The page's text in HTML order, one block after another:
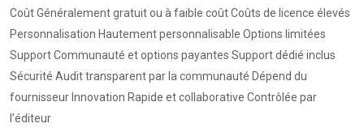
Coût Généralement gratuit ou à faible coût Coûts de licence élevés
Personnalisation Hautement personnalisable Options limitées
Support Communauté et options payantes Support dédié inclus
Sécurité Audit transparent par la communauté Dépend du
fournisseur Innovation Rapide et collaborative Contrôlée par
l’éditeur